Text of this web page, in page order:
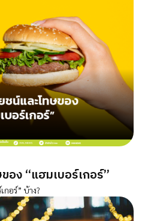
อง “แฮมเบอร์เกอร์”
อร์” บ้าง?